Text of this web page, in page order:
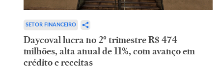
SETOR FINANCEIRO
Daycoval lucra no 2º trimestre R$ 474
milhões, alta anual de 11%, com avanço em
crédito e receitas